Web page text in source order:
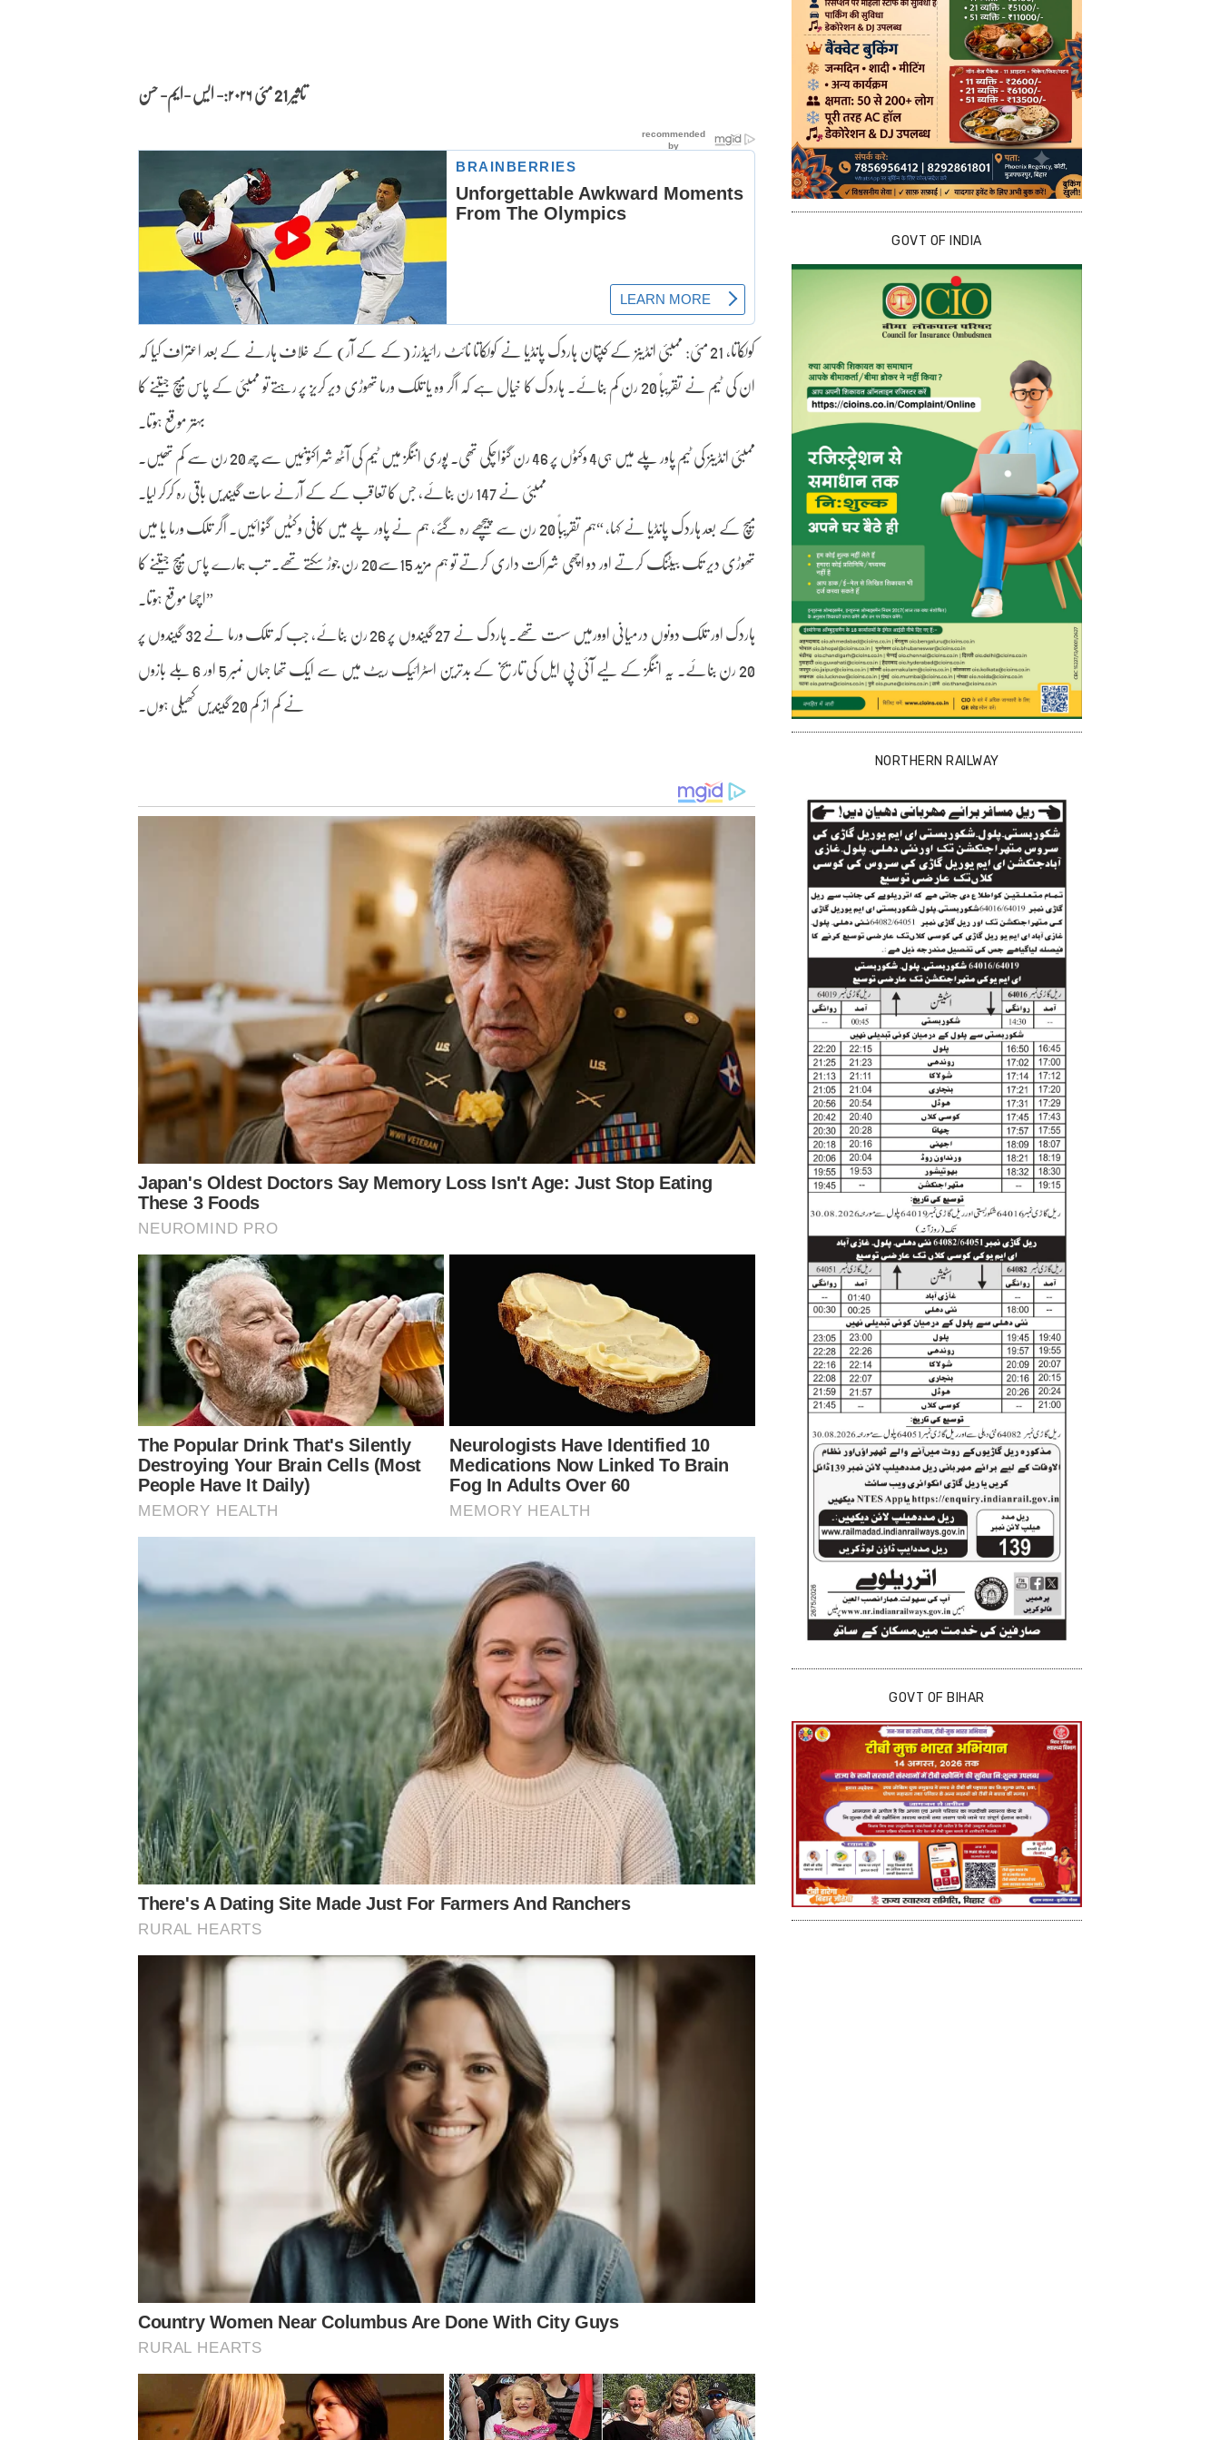
تاثیر 21 مئی ۲۰۲۶:- ایس -ایم- حسن
کولکاتا، 21 مئی: ممبئی انڈینز کے کپتان ہاردک پانڈیا نے کولکاتا نائٹ رائیڈرز (کے کے آر) کے خلاف ہارنے کے بعد اعتراف کیا کہ
ان کی ٹیم نے تقریباً 20 رن کم بنائے۔ ہاردک کا خیال ہے کہ اگر وہ یا تلک ورما تھوڑی دیر کریز پر رہتے تو ممبئی کے پاس میچ جیتنے کا
بہتر موقع ہوتا۔
ممبئی انڈینز کی ٹیم پاور پلے میں ہی4 وکٹوں پر 46 رن گنواچکی تھی۔ پوری اننگز میں ٹیم کی آٹھ شراکتوںمیں سے چھ 20 رن سے کم تھیں۔
ممبئی نے 147 رن بنائے، جس کا تعاقب کے کے آرنے سات گیندیں باقی رہ کرکر لیا۔
میچ کے بعد ہاردک پانڈیا نے کہا، “ہم تقریباً 20 رن سے پیچھے رہ گئے، ہم نے پاور پلے میں کافی وکٹیں گنوائیں۔ اگر تلک ورما یا میں
تھوڑی دیر تک بیٹنگ کرتے اور دو اچھی شراکت داری کرتے تو ہم مزید 15سے20 رن جوڑ سکتے تھے۔ تب ہمارے پاس میچ جیتنے کا
اچھا موقع ہوتا۔”
ہاردک اور تلک دونوں درمیانی اوورمیں سست تھے۔ ہاردک نے 27 گیندوں پر 26 رن بنائے، جب کہ تلک ورما نے 32 گیندوں پر
20 رن بنائے۔ یہ اننگز کے لیے آئی پی ایل کی تاریخ کے بدترین اسٹرائیک ریٹ میں سے ایک تھا جہاں نمبر 5 اور 6 بلے بازوں
نے کم از کم 20 گیندیں کھیلی ہوں۔
GOVT OF INDIA
NORTHERN RAILWAY
GOVT OF BIHAR